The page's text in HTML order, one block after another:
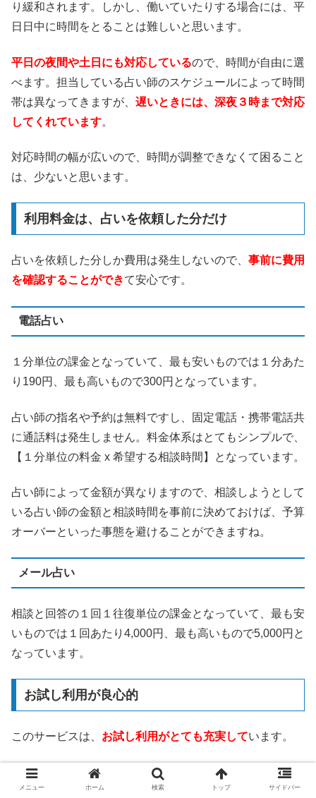
り緩和されます。しかし、働いていたりする場合には、平
日日中に時間をとることは難しいと思います。
平日の夜間や土日にも対応しているので、時間が自由に選
べます。担当している占い師のスケジュールによって時間
帯は異なってきますが、 遅いときには、深夜３時まで対応
してくれています。
対応時間の幅が広いので、時間が調整できなくて困ること
は、少ないと思います。
利用料金は、占いを依頼した分だけ
占いを依頼した分しか費用は発生しないので、 事前に費用
を確認することができて安心です。
電話占い
１分単位の課金となっていて、最も安いものでは１分あた
り190円、最も高いもので300円となっています。
占い師の指名や予約は無料ですし、固定電話・携帯電話共
に通話料は発生しません。料金体系はとてもシンプルで、
【１分単位の料金 x 希望する相談時間】となっています。
占い師によって金額が異なりますので、相談しようとして
いる占い師の金額と相談時間を事前に決めておけば、予算
オーバーといった事態を避けることができますね。
メール占い
相談と回答の１回１往復単位の課金となっていて、最も安
いものでは１回あたり4,000円、最も高いもので5,000円と
なっています。
お試し利用が良心的
このサービスは、 お試し利用がとても充実しています。
3,000円分の無料相談ポイント
メニュー ホーム 検索 トップ サイドバー